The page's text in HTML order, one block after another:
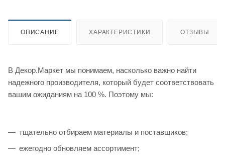
ОПИСАНИЕ ХАРАКТЕРИСТИКИ ОТЗЫВЫ
В Декор.Маркет мы понимаем, насколько важно найти
надежного производителя, который будет соответствовать
вашим ожиданиям на 100 %. Поэтому мы:
тщательно отбираем материалы и поставщиков;
ежегодно обновляем ассортимент;